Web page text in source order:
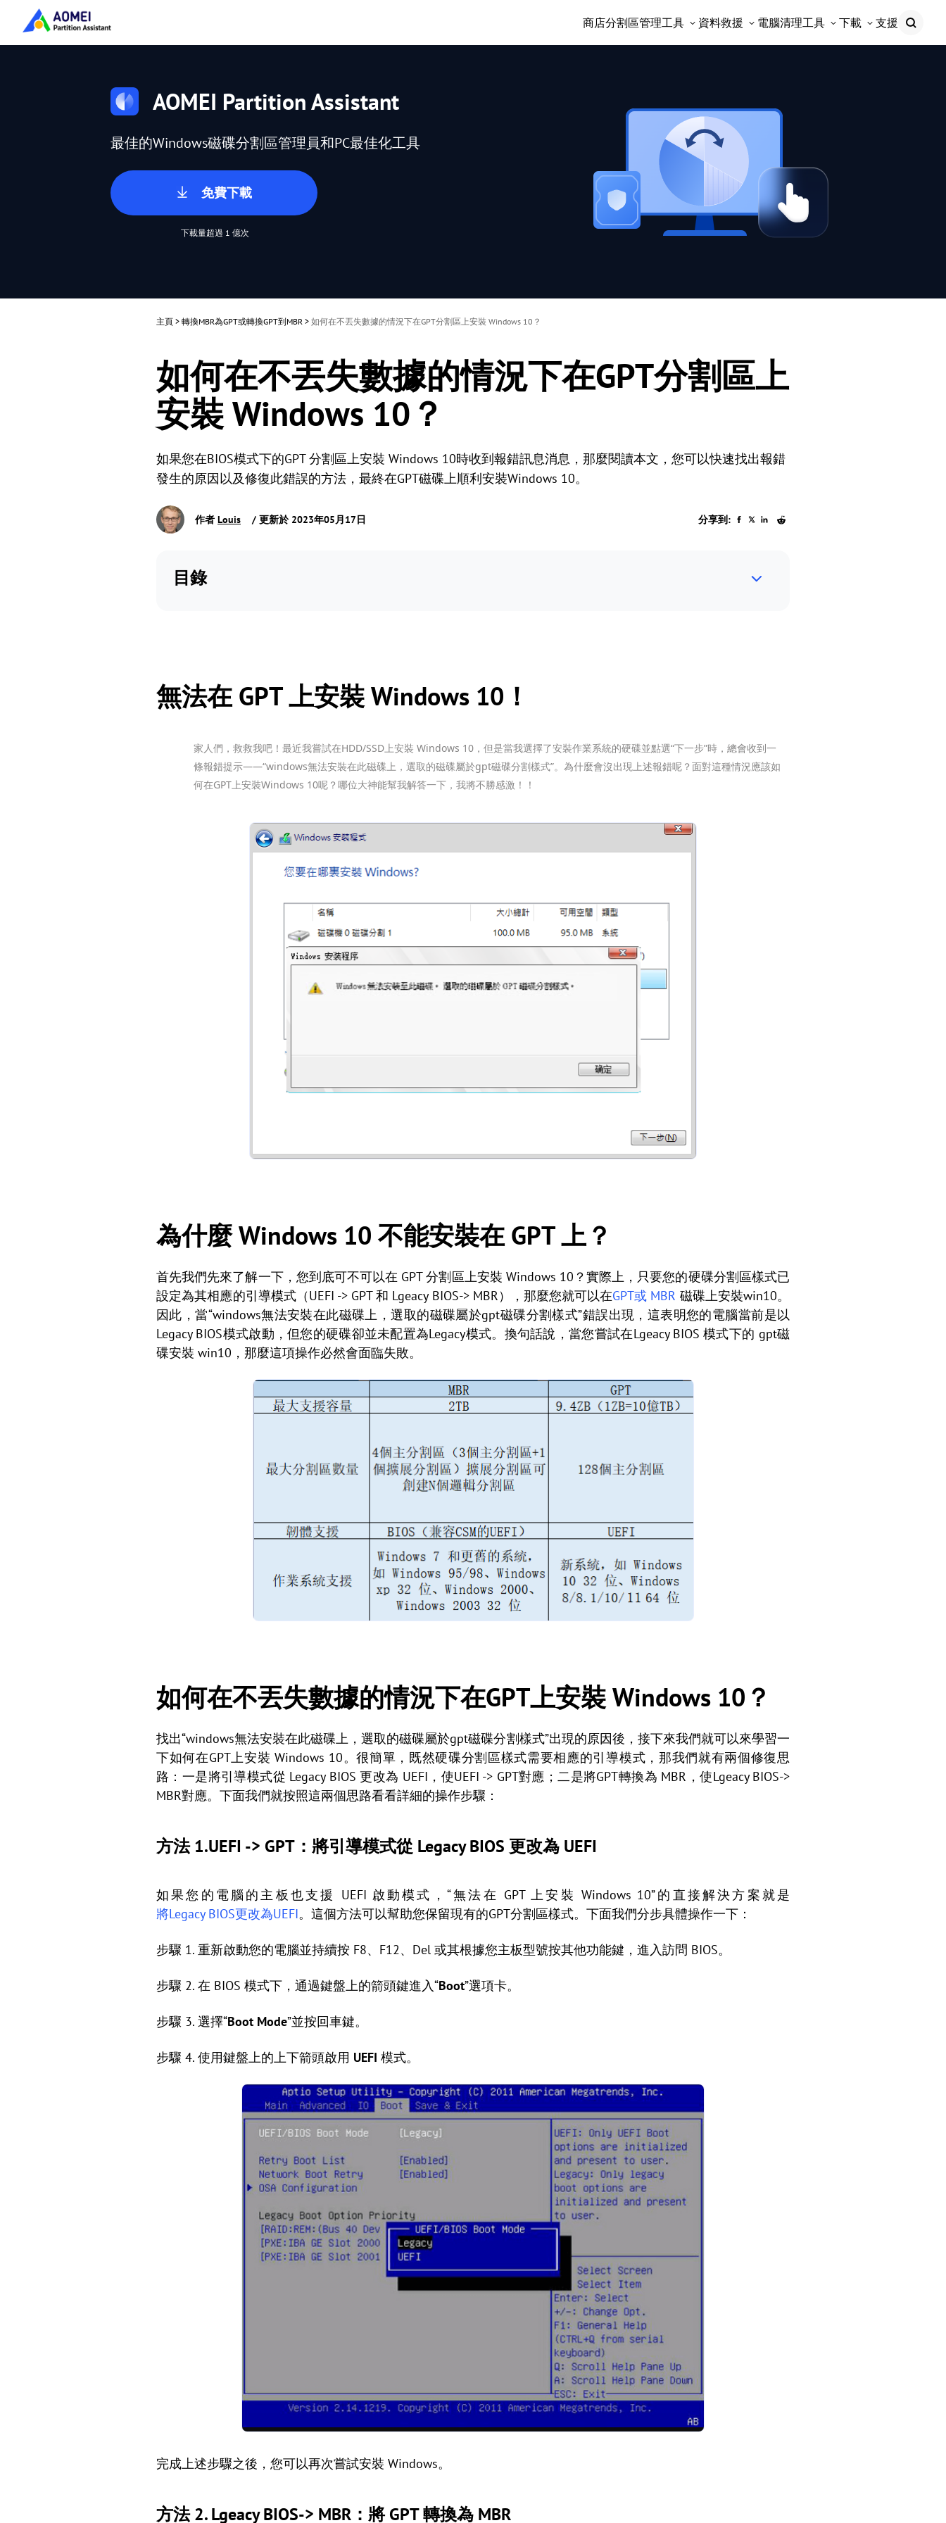
商店分割區管理工具 資料救援 電腦清理工具 下載 支援
AOMEI Partition Assistant
最佳的Windows磁碟分割區管理員和PC最佳化工具
免費下載
下載量超過 1 億次
主頁 > 轉換MBR為GPT或轉換GPT到MBR > 如何在不丟失數據的情況下在GPT分割區上安裝 Windows 10？
如何在不丟失數據的情況下在GPT分割區上
安裝 Windows 10？
如果您在BIOS模式下的GPT 分割區上安裝 Windows 10時收到報錯訊息消息，那麼閱讀本文，您可以快速找出報錯
發生的原因以及修復此錯誤的方法，最終在GPT磁碟上順利安裝Windows 10。
作者 Louis / 更新於 2023年05月17日 分享到:
目錄
無法在 GPT 上安裝 Windows 10！
家人們，救救我吧！最近我嘗試在HDD/SSD上安裝 Windows 10，但是當我選擇了安裝作業系統的硬碟並點選“下一步”時，總會收到一
條報錯提示——“windows無法安裝在此磁碟上，選取的磁碟屬於gpt磁碟分割樣式”。為什麼會沒出現上述報錯呢？面對這種情況應該如
何在GPT上安裝Windows 10呢？哪位大神能幫我解答一下，我將不勝感激！！
為什麼 Windows 10 不能安裝在 GPT 上？
首先我們先來了解一下，您到底可不可以在 GPT 分割區上安裝 Windows 10？實際上，只要您的硬碟分割區樣式已
設定為其相應的引導模式（UEFI -> GPT 和 Lgeacy BIOS-> MBR），那麼您就可以在GPT或 MBR 磁碟上安裝win10。
因此，當“windows無法安裝在此磁碟上，選取的磁碟屬於gpt磁碟分割樣式”錯誤出現，這表明您的電腦當前是以
Legacy BIOS模式啟動，但您的硬碟卻並未配置為Legacy模式。換句話說，當您嘗試在Lgeacy BIOS 模式下的 gpt磁
碟安裝 win10，那麼這項操作必然會面臨失敗。
如何在不丟失數據的情況下在GPT上安裝 Windows 10？
找出“windows無法安裝在此磁碟上，選取的磁碟屬於gpt磁碟分割樣式”出現的原因後，接下來我們就可以來學習一
下如何在GPT上安裝 Windows 10。很簡單，既然硬碟分割區樣式需要相應的引導模式，那我們就有兩個修復思
路：一是將引導模式從 Legacy BIOS 更改為 UEFI，使UEFI -> GPT對應；二是將GPT轉換為 MBR，使Lgeacy BIOS->
MBR對應。下面我們就按照這兩個思路看看詳細的操作步驟：
方法 1.UEFI -> GPT：將引導模式從 Legacy BIOS 更改為 UEFI
如果您的電腦的主板也支援 UEFI 啟動模式，“無法在 GPT 上安裝 Windows 10”的直接解決方案就是
將Legacy BIOS更改為UEFI。這個方法可以幫助您保留現有的GPT分割區樣式。下面我們分步具體操作一下：
步驟 1. 重新啟動您的電腦並持續按 F8、F12、Del 或其根據您主板型號按其他功能鍵，進入訪問 BIOS。
步驟 2. 在 BIOS 模式下，通過鍵盤上的箭頭鍵進入“Boot”選項卡。
步驟 3. 選擇“Boot Mode”並按回車鍵。
步驟 4. 使用鍵盤上的上下箭頭啟用 UEFI 模式。
完成上述步驟之後，您可以再次嘗試安裝 Windows。
方法 2. Lgeacy BIOS-> MBR：將 GPT 轉換為 MBR